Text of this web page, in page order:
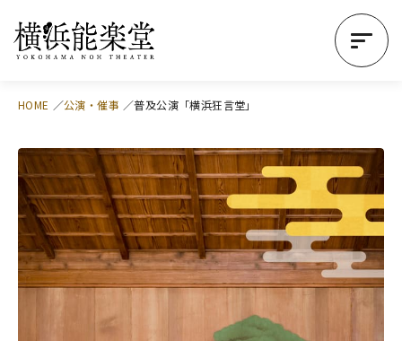
HOME 公演・催事 普及公演「横浜狂言堂」